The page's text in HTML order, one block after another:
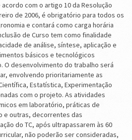
com o artigo 10 da Resolução
de 2006, é obrigatório para todos os
e contará como carga horária
de Curso tem como finalidade
de análise, síntese, aplicação e
básicos e tecnológicos
O desenvolvimento do trabalho será
envolvendo prioritariamente as
Estatística, Experimentação
com o projeto. As atividades
em laboratório, práticas de
e outras, decorrentes das
do TC, após ultrapassarem às 60
não poderão ser consideradas,